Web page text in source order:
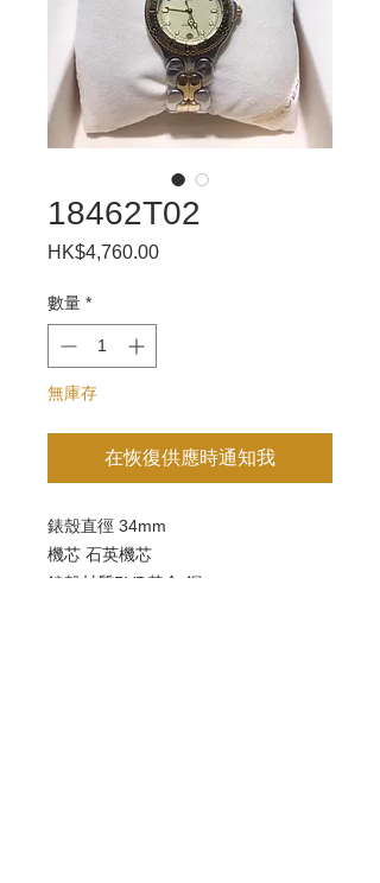
18462T02
HK$4,760.00價
數量 *
無庫存
在恢復供應時通知我
錶殼直徑 34mm
機芯 石英機芯
錶殼材質PVD黃金 鋼